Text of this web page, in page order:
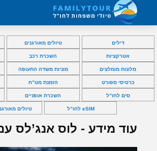
דילים טיולים מאורגנים
אטרקציות השכרת רכב
מלונות מומלצים מוניות משדה התעופה
כרטיסי ספורט הזמנת מט”ח
סים לחו”ל השכרת אופניים
eSIM לחו”ל טיולים
עוד מידע - לוס אנג’לס